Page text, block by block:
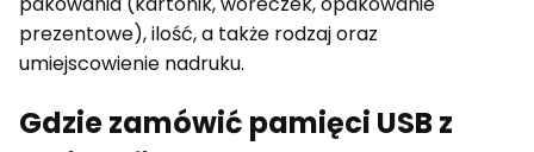
prezentowe), ilość, a także rodzaj oraz
umiejscowienie nadruku.
Gdzie zamówić pamięci USB z